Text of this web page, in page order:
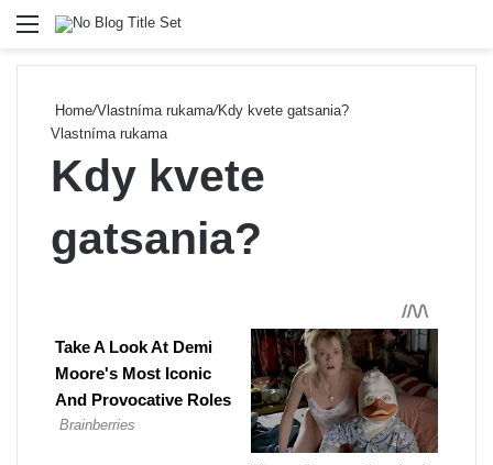
Menu
Home/Vlastníma rukama/Kdy kvete gatsania?
Vlastníma rukama
Kdy kvete
gatsania?